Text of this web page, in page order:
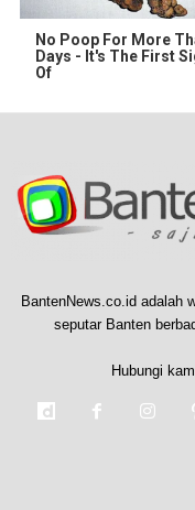
No Poop For More
Days - It's The First
Of
BantenNews.co.id adalah
seputar Banten
Hubungi